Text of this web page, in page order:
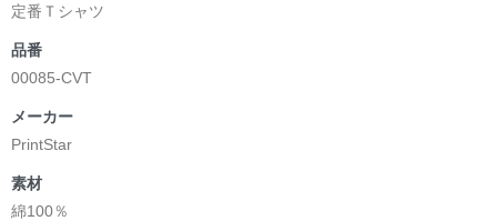
定番Ｔシャツ
品番
00085-CVT
メーカー
PrintStar
素材
綿100％